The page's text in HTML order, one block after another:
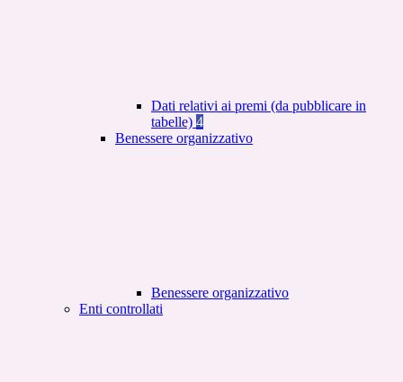
Dati relativi ai premi (da pubblicare in
tabelle) 4
Benessere organizzativo
Benessere organizzativo
Enti controllati